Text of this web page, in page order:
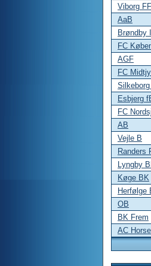
Viborg FF
AaB
Brøndby
FC
AGF
FC
Esbjerg
FC
AB
Vejle B
Randers
Lyngby
Køge BK
Herfølge
OB
BK Frem
AC